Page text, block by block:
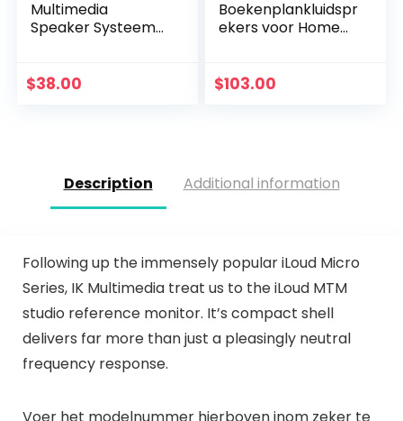
Multimedia
Speaker Systeem
Watt
$38.00
Boekenplankluidspr
ekers voor Home
Stereoluidsprekers
$103.00
Description Additional information
Following up the immensely popular iLoud Micro
Series, IK Multimedia treat us to the iLoud MTM
studio reference monitor. It’s compact shell
delivers far more than just a pleasingly neutral
frequency response.
Voer het modelnummer hierboven inom zeker te